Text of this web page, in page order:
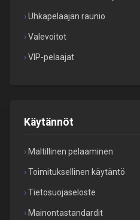
Uhkapelaajan raunio
Valevoitot
VIP-pelaajat
Käytännöt
Maltillinen pelaaminen
Toimituksellinen käytäntö
Tietosuojaseloste
Mainontastandardit